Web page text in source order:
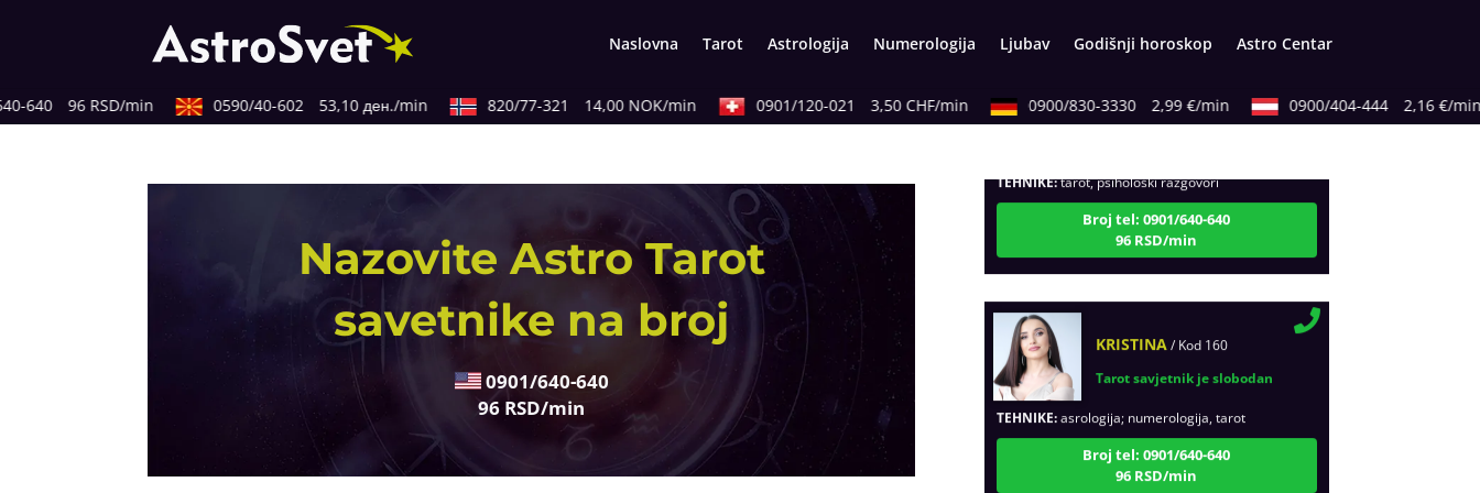
Naslovna Tarot Astrologija Numerologija Ljubav Godišnji horoskop Astro Centar
640 96 RSD/min 0590/40-602 53,10 ден./min 820/77-321 14,00 NOK/min 0901/120-021 3,50 CHF/min 0900/830-3330 2,99 €/min 0900/404-444 2,16 €/min
Nazovite Astro Tarot
savetnike na broj
0901/640-640
96 RSD/min
Tarot savjetnik je slobodan
Broj tel: 0901/640-640
96 RSD/min
Tarot savjetnik je slobodan
TEHNIKE:asrologija; numerologija, tarot
Broj tel: 0901/640-640
96 RSD/min